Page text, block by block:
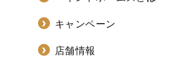
キャンペーン
店舗情報